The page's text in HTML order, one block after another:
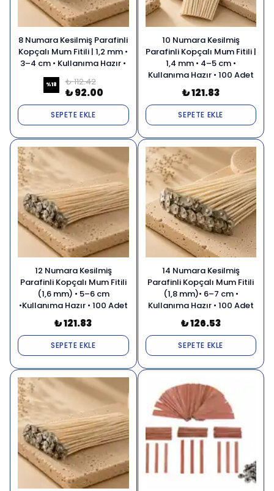
8 Numara Kesilmiş Parafinli
Kopçalı Mum Fitili | 1,2 mm •
3–4 cm • Kullanıma Hazır •
100 Adet
%18 ₺ 112.42
₺ 92.00
SEPETE EKLE
10 Numara Kesilmiş
Parafinli Kopçalı Mum Fitili |
1,4 mm • 4–5 cm •
Kullanıma Hazır • 100 Adet
₺ 121.83
SEPETE EKLE
12 Numara Kesilmiş
Parafinli Kopçalı Mum Fitili
(1,6 mm) • 5–6 cm
•Kullanıma Hazır • 100 Adet
₺ 121.83
SEPETE EKLE
14 Numara Kesilmiş
Parafinli Kopçalı Mum Fitili
(1,8 mm)• 6–7 cm •
Kullanıma Hazır • 100 Adet
₺ 126.53
SEPETE EKLE